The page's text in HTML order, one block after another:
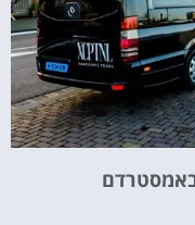
באמסטרדם